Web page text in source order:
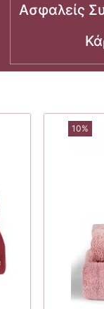
Ασφαλείς
10%